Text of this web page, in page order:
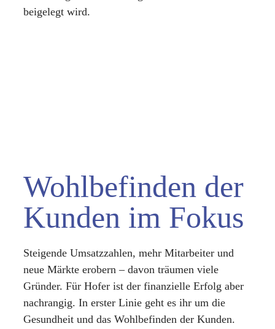
beigelegt wird.
Wohlbefinden der
Kunden im Fokus
Steigende Umsatzzahlen, mehr Mitarbeiter und
neue Märkte erobern – davon träumen viele
Gründer. Für Hofer ist der finanzielle Erfolg aber
nachrangig. In erster Linie geht es ihr um die
Gesundheit und das Wohlbefinden der Kunden.